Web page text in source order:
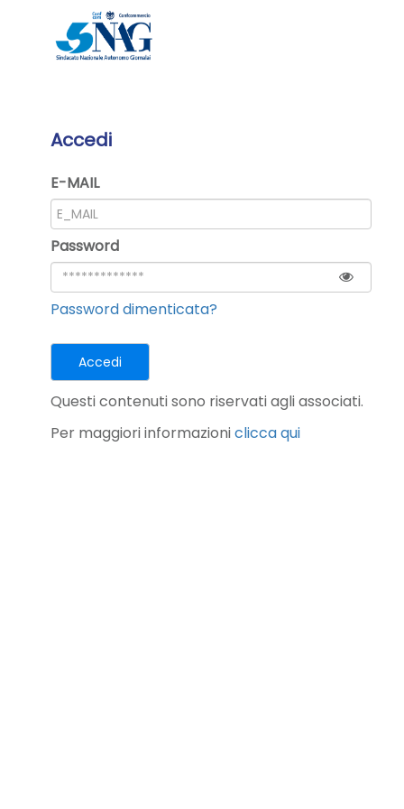
Accedi
E-MAIL
Password
Password dimenticata?
Questi contenuti sono riservati agli associati.
Per maggiori informazioniclicca qui